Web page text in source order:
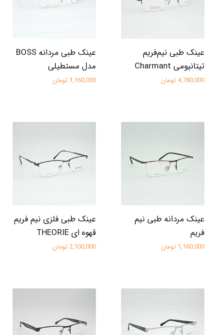
عینک طبی نیم‌فریم
تیتانیومی Charmant
4,780,000 تومان
عینک طبی مردانه BOSS
مدل مستطیلی
1,160,000 تومان
عینک مردانه طبی نیم
فریم
1,160,000 تومان
عینک طبی فلزی نیم فریم
قهوه ای THEORIE
2,100,000 تومان